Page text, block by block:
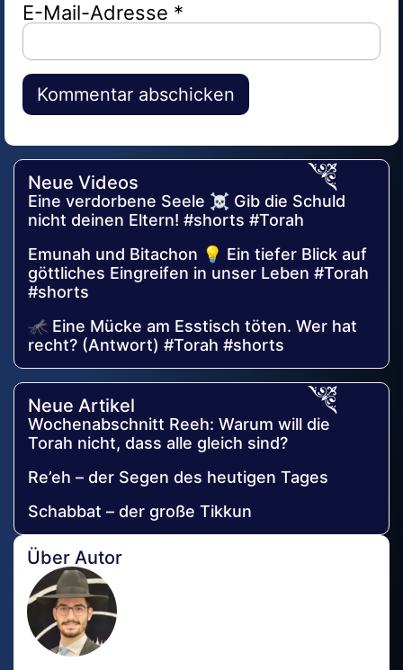
E-Mail-Adresse *
Alternative:
Neue Videos
Eine verdorbene Seele ☠️ Gib die Schuld
nicht deinen Eltern! #shorts #Torah
Emunah und Bitachon 💡 Ein tiefer Blick auf
göttliches Eingreifen in unser Leben #Torah
#shorts
🦟 Eine Mücke am Esstisch töten. Wer hat
recht? (Antwort) #Torah #shorts
Neue Artikel
Wochenabschnitt Reeh: Warum will die
Torah nicht, dass alle gleich sind?
Re’eh – der Segen des heutigen Tages
Schabbat – der große Tikkun
Über Autor